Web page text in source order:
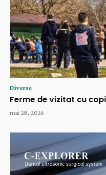
Diverse
Ferme de vizitat cu
mai 28, 2026